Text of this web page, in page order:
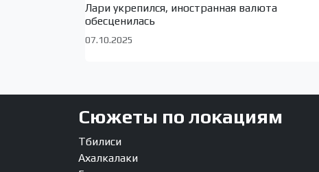
Лари укрепился, иностранная валюта
обесценилась
07.10.2025
Сюжеты по локациям
Тбилиси
Ахалкалаки